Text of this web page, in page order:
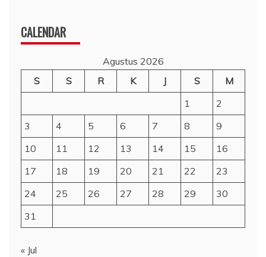
CALENDAR
Agustus 2026
S
S R K J S
M
1
2
3
4 5 6 7 8
9
10
11 12 13 14 15
16
17
18 19 20 21 22
23
24
25 26 27 28 29
30
31
« Jul